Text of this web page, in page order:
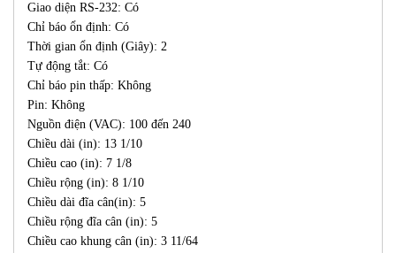
Giao diện RS-232: Có
Chỉ báo ổn định: Có
Thời gian ổn định (Giây): 2
Tự động tắt: Có
Chỉ báo pin thấp: Không
Pin: Không
Nguồn điện (VAC): 100 đến 240
Chiều dài (in): 13 1/10
Chiều cao (in): 7 1/8
Chiều rộng (in): 8 1/10
Chiều dài đĩa cân(in): 5
Chiều rộng đĩa cân (in): 5
Chiều cao khung cân (in): 3 11/64